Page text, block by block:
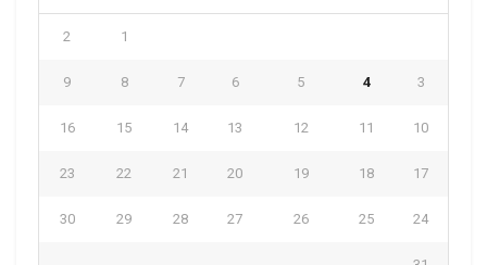
1
2
3
4
5
6
7
8
9
10
11
12
13
14
15
16
17
18
19
20
21
22
23
24
25
26
27
28
29
30